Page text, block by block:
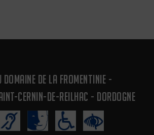
DOMAINE DE LA FROMENTINIE -
CERNIN-DE-REILHAC - DORDOGNE